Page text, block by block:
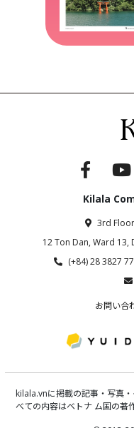
Kilala
3rd
12 Ton Dan, Ward 13,
(+84) 28 3827
お問い合
kilala.vnに掲載の記事・写真
べての内容はベトナ ム国の著